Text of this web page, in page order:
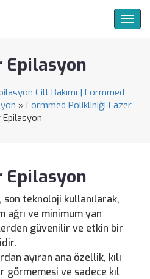
Epilasyon
Cilt Bakımı | Formmed
» Formmed Polikliniği Lazer
Epilasyon
teknoloji kullanılarak,
ağrı ve minimum yan
güvenilir ve etkin bir
ayıran ana özellik, kılı
görmemesi ve sadece kıl